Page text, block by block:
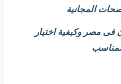
المجانية
فى مصر وكيفية اختيار